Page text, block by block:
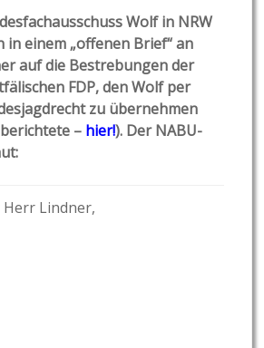
Wolf in NRW
einem „offenen Brief“ an
auf die Bestrebungen der
FDP, den Wolf per
zu übernehmen
– hier!). Der NABU-
Lindner,